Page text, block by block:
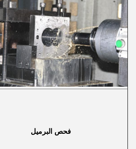
فحص البرميل